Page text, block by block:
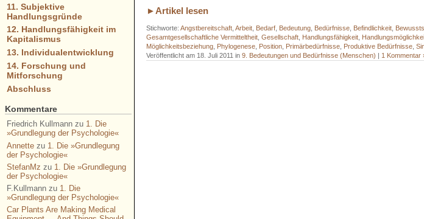
►Artikel lesen
Stichworte:Angstbereitschaft ,Arbeit Bedarf Bedeutung Bedürfnisse Befindlichkeit
Gesamtgesellschaftliche Vermitteltheit ,Gesellschaft Handlungsfähigkeit
Möglichkeitsbeziehung Phylogenese Position Primärbedürfnisse Produktive Bedürfnisse ,
Veröffentlicht am 18. Juli 2011 in9. Bedeutungen und Bedürfnisse (Menschen) | 1 Kommentar
11. Subjektive
Handlungsgründe
12. Handlungsfähigkeit im
Kapitalismus
13. Individualentwicklung
14. Forschung und
Mitforschung
Abschluss
Kommentare
Friedrich Kullmannzu 1. Die
»Grundlegung der Psychologie«
Annettezu 1. Die »Grundlegung
der Psychologie«
StefanMz zu 1. Die »Grundlegung
der Psychologie«
F.Kullmannzu 1. Die
»Grundlegung der Psychologie«
Car Plants Are Making Medical